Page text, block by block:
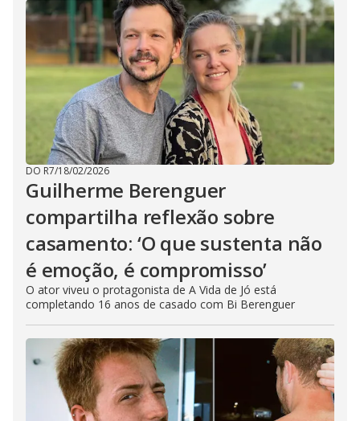
DO R7/18/02/2026
Guilherme Berenguer
compartilha reflexão sobre
casamento: ‘O que sustenta não
é emoção, é compromisso’
O ator viveu o protagonista de A Vida de Jó está
completando 16 anos de casado com Bi Berenguer